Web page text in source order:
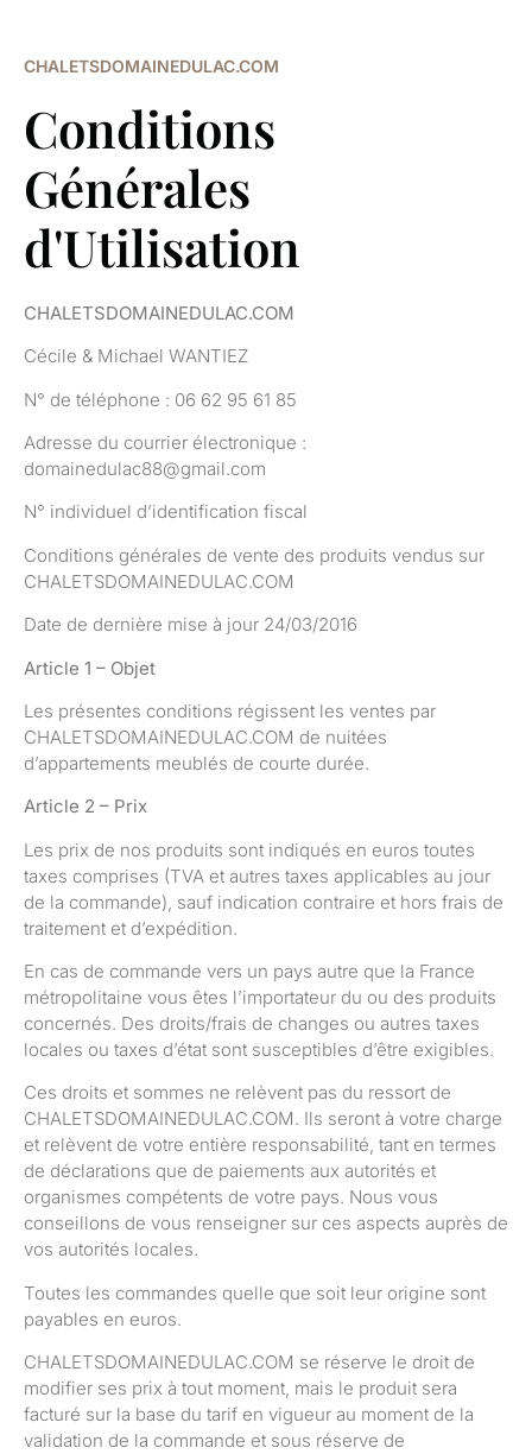
CHALETSDOMAINEDULAC.COM
Conditions
Générales
d'Utilisation
CHALETSDOMAINEDULAC.COM
Cécile & Michael WANTIEZ
N° de téléphone : 06 62 95 61 85
Adresse du courrier électronique :
domainedulac88@gmail.com
N° individuel d’identification fiscal
Conditions générales de vente des produits vendus sur
CHALETSDOMAINEDULAC.COM
Date de dernière mise à jour 24/03/2016
Article 1 – Objet
Les présentes conditions régissent les ventes par
CHALETSDOMAINEDULAC.COM de nuitées
d’appartements meublés de courte durée.
Article 2 – Prix
Les prix de nos produits sont indiqués en euros toutes
taxes comprises (TVA et autres taxes applicables au jour
de la commande), sauf indication contraire et hors frais de
traitement et d’expédition.
En cas de commande vers un pays autre que la France
métropolitaine vous êtes l’importateur du ou des produits
concernés. Des droits/frais de changes ou autres taxes
locales ou taxes d’état sont susceptibles d’être exigibles.
Ces droits et sommes ne relèvent pas du ressort de
CHALETSDOMAINEDULAC.COM. Ils seront à votre charge
et relèvent de votre entière responsabilité, tant en termes
de déclarations que de paiements aux autorités et
organismes compétents de votre pays. Nous vous
conseillons de vous renseigner sur ces aspects auprès de
vos autorités locales.
Toutes les commandes quelle que soit leur origine sont
payables en euros.
CHALETSDOMAINEDULAC.COM se réserve le droit de
modifier ses prix à tout moment, mais le produit sera
facturé sur la base du tarif en vigueur au moment de la
validation de la commande et sous réserve de